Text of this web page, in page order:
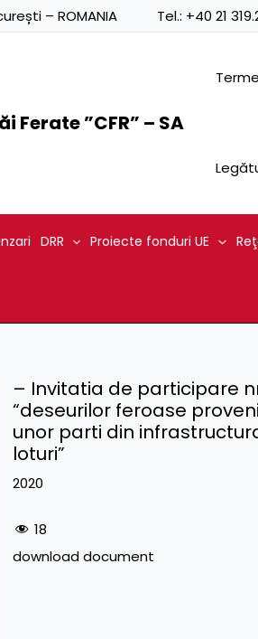
– ROMANIA Tel.: +40 21
”CFR” – SA
DRR Proiecte fonduri UE
– Invitatia de participare
“deseurilor feroase
unor parti din
loturi”
2020
18
download document